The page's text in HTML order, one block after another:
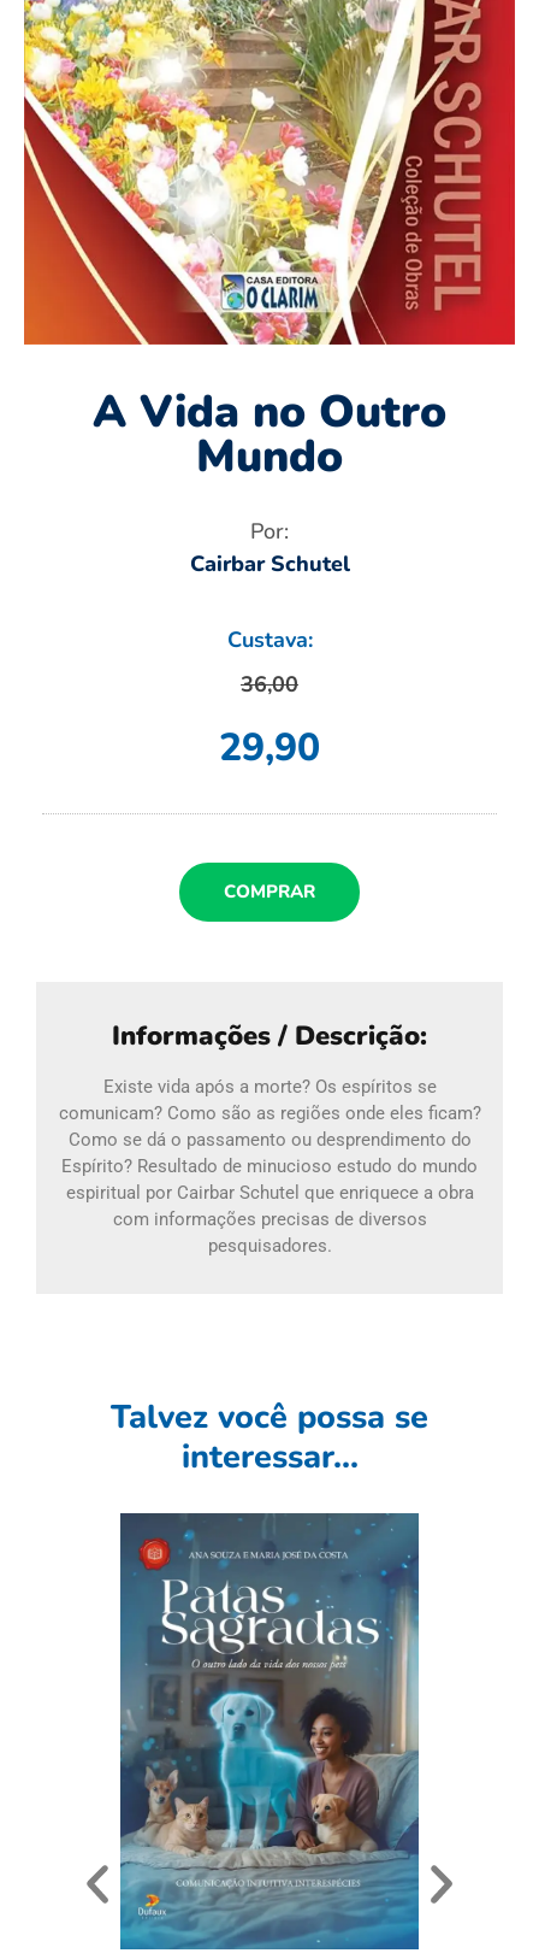
A Vida no Outro
Mundo
Por:
Cairbar Schutel
Custava:
36,00
29,90
COMPRAR
Informações / Descrição:
Existe vida após a morte? Os espíritos se
comunicam? Como são as regiões onde eles ficam?
Como se dá o passamento ou desprendimento do
Espírito? Resultado de minucioso estudo do mundo
espiritual por Cairbar Schutel que enriquece a obra
com informações precisas de diversos
pesquisadores.
Talvez você possa se
interessar...